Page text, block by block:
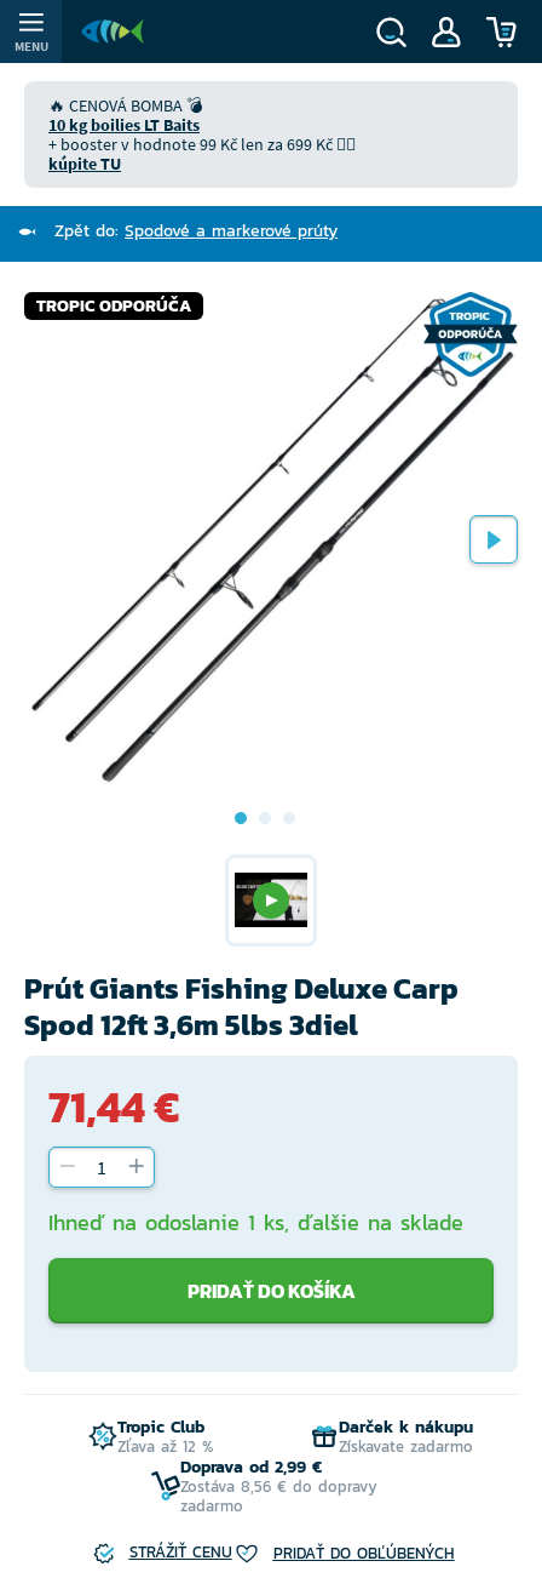
MENU
🔥 CENOVÁ BOMBA 💣
10 kg boilies LT Baits
+ booster v hodnote 99 Kč len za 699 Kč 👉🏻
kúpite TU
Zpět do: Spodové a markerové prúty
TROPIC ODPORÚČA
Prút Giants Fishing Deluxe Carp
Spod 12ft 3,6m 5lbs 3diel
71,44 €
Ihneď na odoslanie 1 ks, ďalšie na sklade
PRIDAŤ DO KOŠÍKA
Tropic Club
Zľava až 12 %
Darček k nákupu
Získavate zadarmo
Doprava od 2,99 €
Zostáva 8,56 € do dopravy
zadarmo
STRÁŽIŤ CENU
PRIDAŤ DO OBĽÚBENÝCH